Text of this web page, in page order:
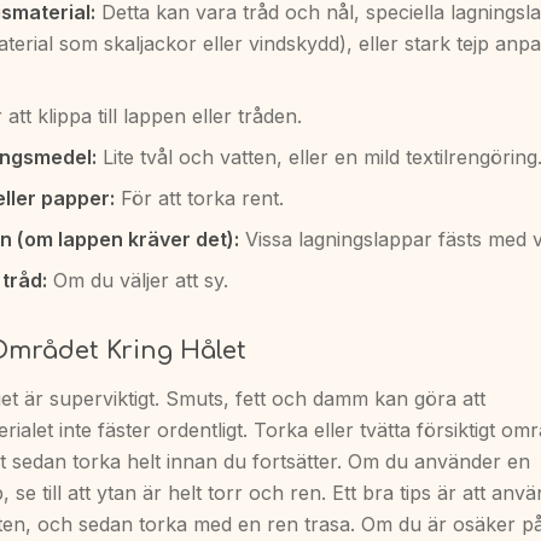
Detta kan vara tråd och nål, speciella
som skaljackor eller vindskydd), eller stark tejp
klippa till lappen eller tråden.
Lite tvål och vatten, eller en mild textilrengöring.
papper: För att torka rent.
(om lappen kräver det): Vissa lagningslappar fästs med
Om du väljer att sy.
Kring Hålet
är superviktigt. Smuts, fett och damm kan göra att
inte fäster ordentligt. Torka eller tvätta försiktigt
sedan torka helt innan du fortsätter. Om du använder en
se till att ytan är helt torr och ren. Ett bra tips är att
och sedan torka med en ren trasa. Om du är osäker